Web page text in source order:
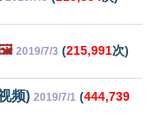
2019/7/3 (215,991次)
频) 2019/7/1 (444,739